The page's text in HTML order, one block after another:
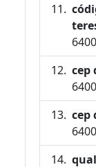
cep
cep